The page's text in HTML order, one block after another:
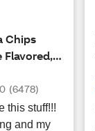
Chips
Flavored,
(6478)
this stuff!!!
and my